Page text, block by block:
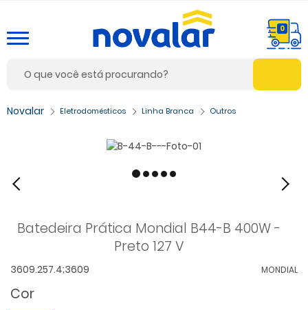
0
Eletrodomésticos Linha Branca Outros
Batedeira Prática Mondial B44-B 400W -
Preto 127 V
MONDIAL
3609.257.4;3609
Cor